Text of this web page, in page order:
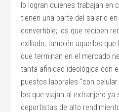
lo logran quienes trabajan en
tienen una parte del salario
convertible; los que reciben
exiliado; también aquellos
que terminan en el mercado
tanta afinidad ideológica con
puestos laborales “con
los que viajan al extranjero ya
deportistas de alto